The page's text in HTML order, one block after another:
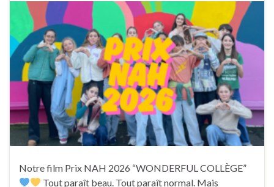
Notre film Prix NAH 2026 “WONDERFUL COLLÈGE”
Tout paraît beau. Tout paraît normal. Mais